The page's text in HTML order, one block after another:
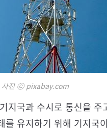
사진 ⓒ pixabay.com
지국과 수시로 통신을 주
유지하기 위해 기지국